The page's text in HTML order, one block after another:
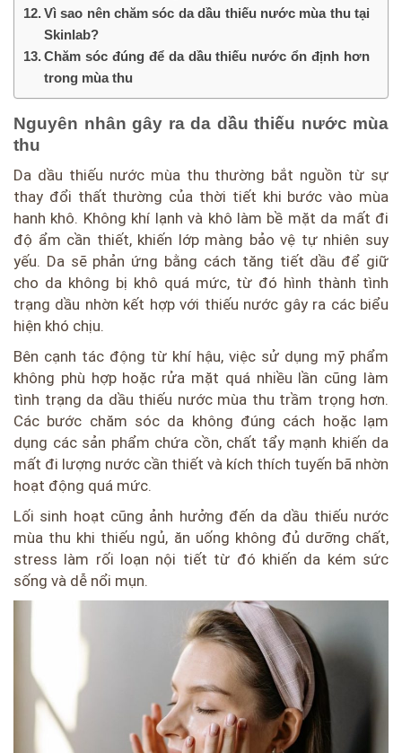
Vì sao nên chăm sóc da dầu thiếu nước mùa thu tại
Skinlab?
Chăm sóc đúng để da dầu thiếu nước ổn định hơn
trong mùa thu
Nguyên nhân gây ra da dầu thiếu nước mùa
thu
Da dầu thiếu nước mùa thu thường bắt nguồn từ sự
thay đổi thất thường của thời tiết khi bước vào mùa
hanh khô. Không khí lạnh và khô làm bề mặt da mất đi
độ ẩm cần thiết, khiến lớp màng bảo vệ tự nhiên suy
yếu. Da sẽ phản ứng bằng cách tăng tiết dầu để giữ
cho da không bị khô quá mức, từ đó hình thành tình
trạng dầu nhờn kết hợp với thiếu nước gây ra các biểu
hiện khó chịu.
Bên cạnh tác động từ khí hậu, việc sử dụng mỹ phẩm
không phù hợp hoặc rửa mặt quá nhiều lần cũng làm
tình trạng da dầu thiếu nước mùa thu trầm trọng hơn.
Các bước chăm sóc da không đúng cách hoặc lạm
dụng các sản phẩm chứa cồn, chất tẩy mạnh khiến da
mất đi lượng nước cần thiết và kích thích tuyến bã nhờn
hoạt động quá mức.
Lối sinh hoạt cũng ảnh hưởng đến da dầu thiếu nước
mùa thu khi thiếu ngủ, ăn uống không đủ dưỡng chất,
stress làm rối loạn nội tiết từ đó khiến da kém sức
sống và dễ nổi mụn.